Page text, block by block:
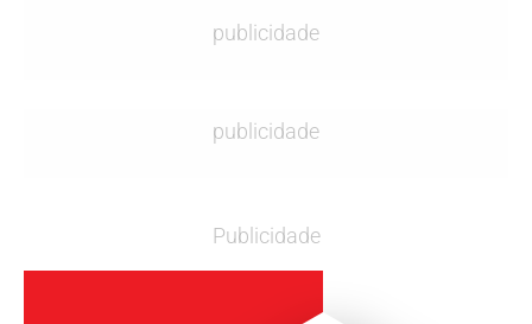
publicidade
publicidade
Publicidade